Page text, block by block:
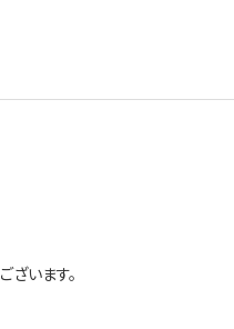
います。